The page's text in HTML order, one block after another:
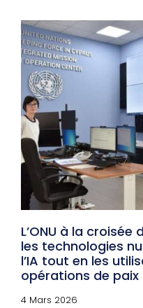
L’ONU à la
les technologies
l’IA tout en les
opérations de paix
4 Mars 2026